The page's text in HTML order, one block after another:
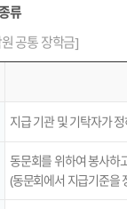
류
공통 장학금]
지급 기관 및 기탁자가
동문회를 위하여 봉사하
(동문회에서 지급기준을